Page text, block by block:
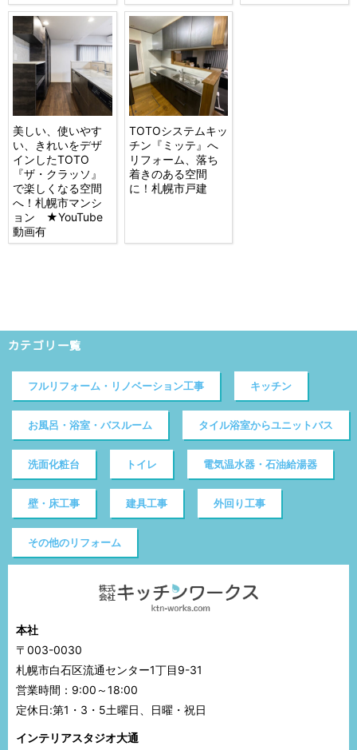
美しい、使いやす
い、きれいをデザ
インしたTOTO
『ザ・クラッソ』
で楽しくなる空間
へ！札幌市マンシ
ョン ★YouTube
動画有
TOTOシステムキッ
チン『ミッテ』へ
リフォーム、落ち
着きのある空間
に！札幌市戸建
カテゴリ一覧
フルリフォーム・リノベーション工事 キッチン
お風呂・浴室・バスルーム タイル浴室からユニットバス
洗面化粧台 トイレ 電気温水器・石油給湯器
壁・床工事 建具工事 外回り工事
その他のリフォーム
本社
〒003-0030
札幌市白石区流通センター1丁目9-31
営業時間：9:00～18:00
定休日:第1・3・5土曜日、日曜・祝日
インテリアスタジオ大通